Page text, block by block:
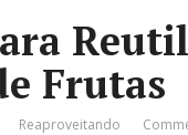
Frutas
Reaproveitando